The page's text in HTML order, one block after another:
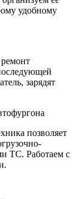
удобному
зарядят
позволяет
ТС. Работаем с